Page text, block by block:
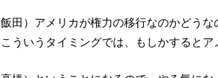
飯田）アメリカが権力の移行なのかどう
こういうタイミングでは、もしかするとア